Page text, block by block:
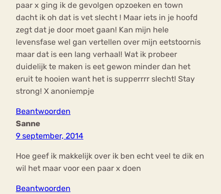
paar x ging ik de gevolgen opzoeken en town
dacht ik oh dat is vet slecht ! Maar iets in je hoofd
zegt dat je door moet gaan! Kan mijn hele
levensfase wel gan vertellen over mijn eetstoornis
maar dat is een lang verhaal! Wat ik probeer
duidelijk te maken is eet gewon minder dan het
eruit te hooien want het is supperrrr slecht! Stay
strong! X anoniempje
Beantwoorden
Sanne
9 september, 2014
Hoe geef ik makkelijk over ik ben echt veel te dik en
wil het maar voor een paar x doen
Beantwoorden